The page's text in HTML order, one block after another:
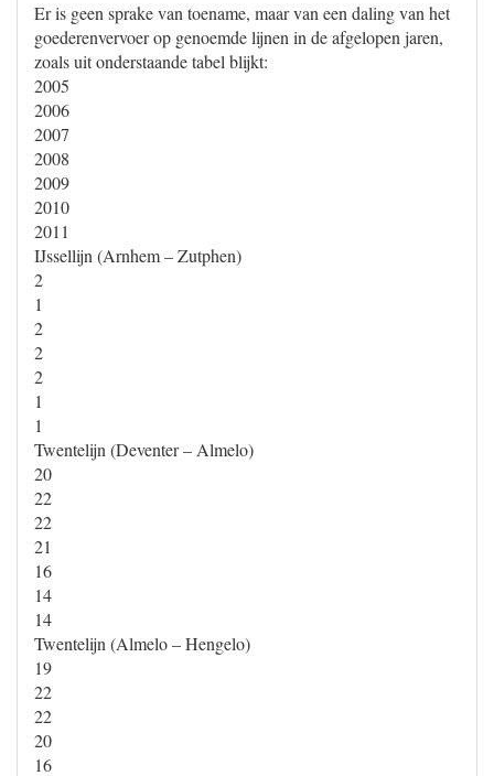
Er is geen sprake van toename, maar van een daling van het
goederenvervoer op genoemde lijnen in de afgelopen jaren,
zoals uit onderstaande tabel blijkt:
2005
2006
2007
2008
2009
2010
2011
IJssellijn (Arnhem – Zutphen)
2
1
2
2
2
1
1
Twentelijn (Deventer – Almelo)
20
22
22
21
16
14
14
Twentelijn (Almelo – Hengelo)
19
22
22
20
16